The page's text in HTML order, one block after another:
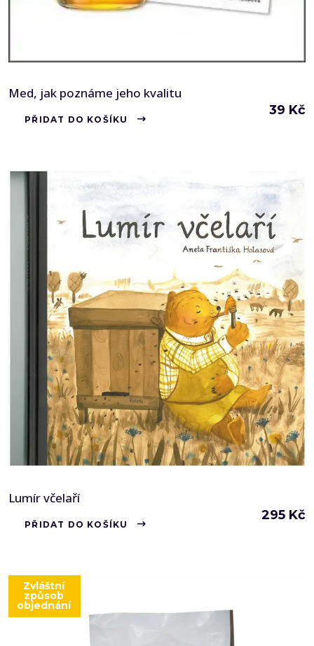
Med, jak poznáme jeho kvalitu
39 Kč
PŘIDAT DO KOŠÍKU
Lumír včelaří
295 Kč
PŘIDAT DO KOŠÍKU
Zvláštní
způsob
objednání